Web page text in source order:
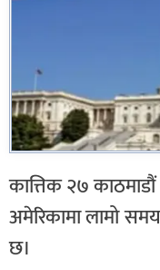
कात्तिक २७ काठमाडौं
अमेरिकामा लामो
छ।